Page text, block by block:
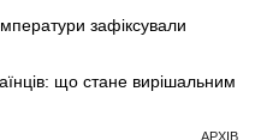
зафіксували
що стане вирішальним
АРХІВ